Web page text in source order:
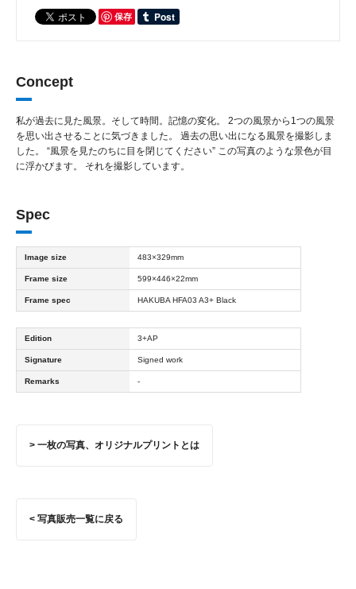
保存
Concept
私が過去に見た風景。そして時間。記憶の変化。 2つの風景から1つの風景
を思い出させることに気づきました。 過去の思い出になる風景を撮影しま
した。 “風景を見たのちに目を閉じてください” この写真のような景色が目
に浮かびます。 それを撮影しています。
Spec
Image size 483×329mm
Frame size 599×446×22mm
Frame spec HAKUBA HFA03 A3+ Black
Edition 3+AP
Signature Signed work
Remarks -
> 一枚の写真、オリジナルプリントとは
< 写真販売一覧に戻る